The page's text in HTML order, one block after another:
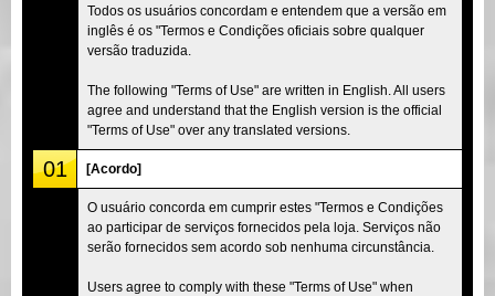
Tokyo Akihabara#2 Tokyo Shibuya
Tokyo Shibuya Annex
Tokyo Asakusa Osaka
Okinawa
Todos os usuários concordam e entendem que a versão em
inglês é os "Termos e Condições oficiais sobre qualquer
versão traduzida.
The following "Terms of Use" are written in English. All users
agree and understand that the English version is the official
"Terms of Use" over any translated versions.
01 [Acordo]
O usuário concorda em cumprir estes "Termos e Condições
ao participar de serviços fornecidos pela loja. Serviços não
serão fornecidos sem acordo sob nenhuma circunstância.
Users agree to comply with these "Terms of Use" when